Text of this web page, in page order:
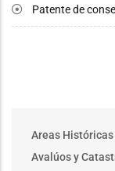
Patente de
Main
menu
Areas
Avalúos y